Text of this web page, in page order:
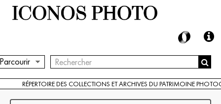
RÉPERTOIRE DES COLLECTIONS ET ARCHIVES DU PATRIMOINE